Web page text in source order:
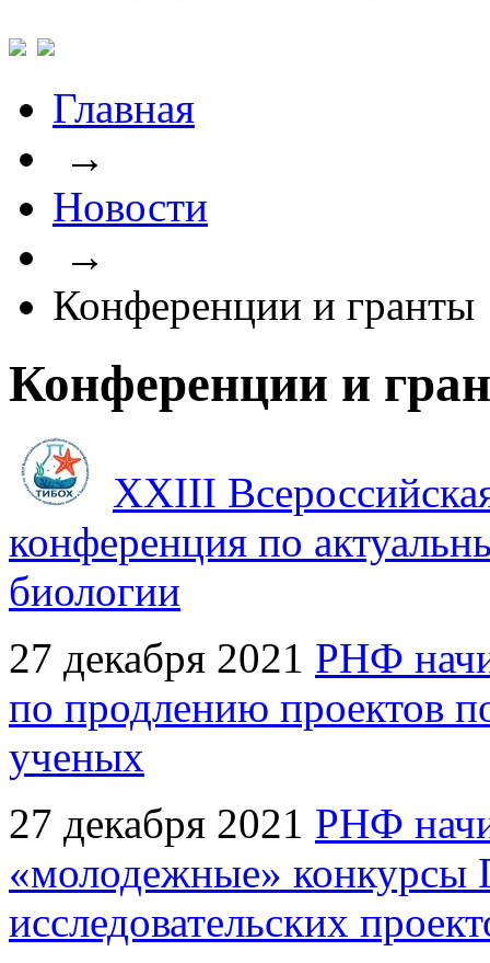
Главная
→
Новости
→
Конференции и гранты
Конференции и
XXIII
конференция по
биологии
27 декабря 2021 РНФ
по продлению проектов
ученых
27 декабря 2021 РНФ
«молодежные» конкурсы
исследовательских